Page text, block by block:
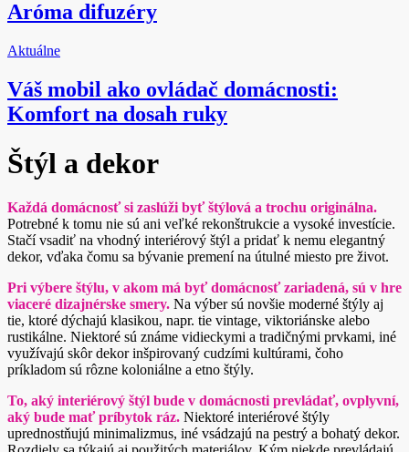
Aróma difuzéry
Aktuálne
Váš mobil ako ovládač domácnosti:
Komfort na dosah ruky
Štýl a dekor
Každá domácnosť si zaslúži byť štýlová a trochu originálna.
Potrebné k tomu nie sú ani veľké rekonštrukcie a vysoké investície.
Stačí vsadiť na vhodný interiérový štýl a pridať k nemu elegantný
dekor, vďaka čomu sa bývanie premení na útulné miesto pre život.
Pri výbere štýlu, v akom má byť domácnosť zariadená, sú v hre
viaceré dizajnérske smery. Na výber sú novšie moderné štýly aj
tie, ktoré dýchajú klasikou, napr. tie vintage, viktoriánske alebo
rustikálne. Niektoré sú známe vidieckymi a tradičnými prvkami, iné
využívajú skôr dekor inšpirovaný cudzími kultúrami, čoho
príkladom sú rôzne koloniálne a etno štýly.
To, aký interiérový štýl bude v domácnosti prevládať, ovplyvní,
aký bude mať príbytok ráz. Niektoré interiérové štýly
uprednostňujú minimalizmus, iné vsádzajú na pestrý a bohatý dekor.